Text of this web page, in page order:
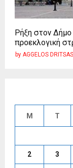
Ρήξη στον Δήμο
προεκλογική
by AGGELOS DRITSAS
M T
2 3